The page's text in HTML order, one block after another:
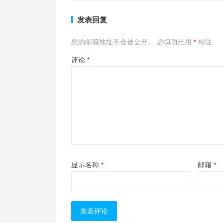
发表回复
您的邮箱地址不会被公开。 必填项已用 * 标注
评论 *
显示名称 * 邮箱 *